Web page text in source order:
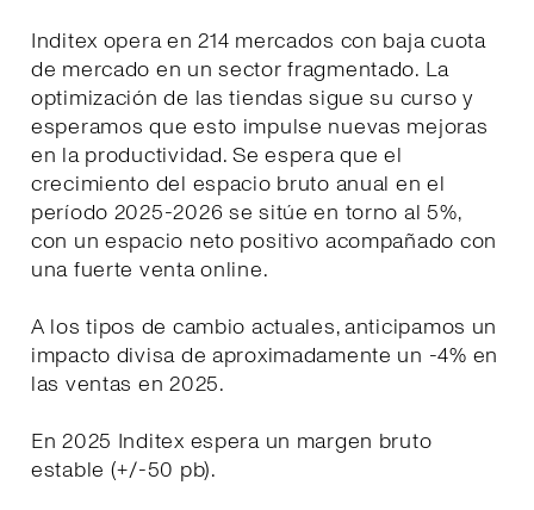
Inditex opera en 214 mercados con baja cuota
de mercado en un sector fragmentado. La
optimización de las tiendas sigue su curso y
esperamos que esto impulse nuevas mejoras
en la productividad. Se espera que el
crecimiento del espacio bruto anual en el
período 2025-2026 se sitúe en torno al 5%,
con un espacio neto positivo acompañado con
una fuerte venta online.
A los tipos de cambio actuales, anticipamos un
impacto divisa de aproximadamente un -4% en
las ventas en 2025.
En 2025 Inditex espera un margen bruto
estable (+/-50 pb).